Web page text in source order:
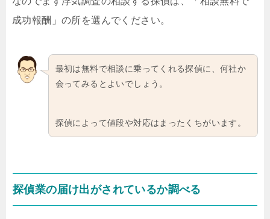
成功報酬」の所を選んでください。
最初は無料で相談に乗ってくれる探偵に、何社か
会ってみるとよいでしょう。
探偵によって値段や対応はまったくちがいます。
探偵業の届け出がされているか調べる